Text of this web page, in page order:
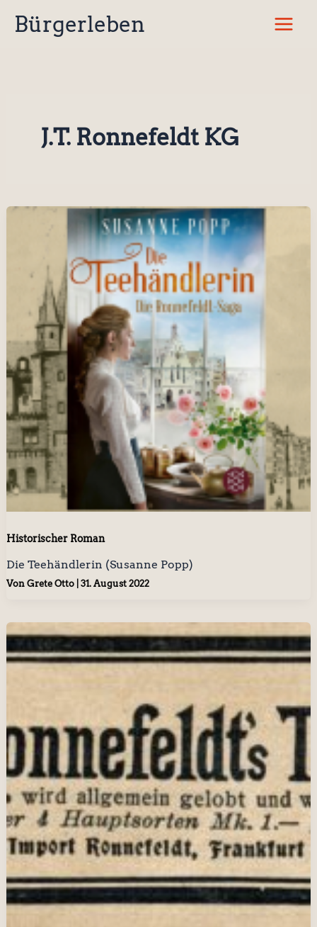
InhaltBürgerleben
J.T. Ronnefeldt KG
Historischer Roman
Die Teehändlerin (Susanne Popp)
Von Grete Otto 31. August 2022